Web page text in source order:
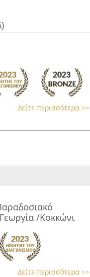
Δείτε περισσότερα >>
/Κοκκώνι
Δείτε περισσότερα >>